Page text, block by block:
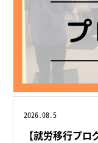
2026.08.5
【就労移行プ